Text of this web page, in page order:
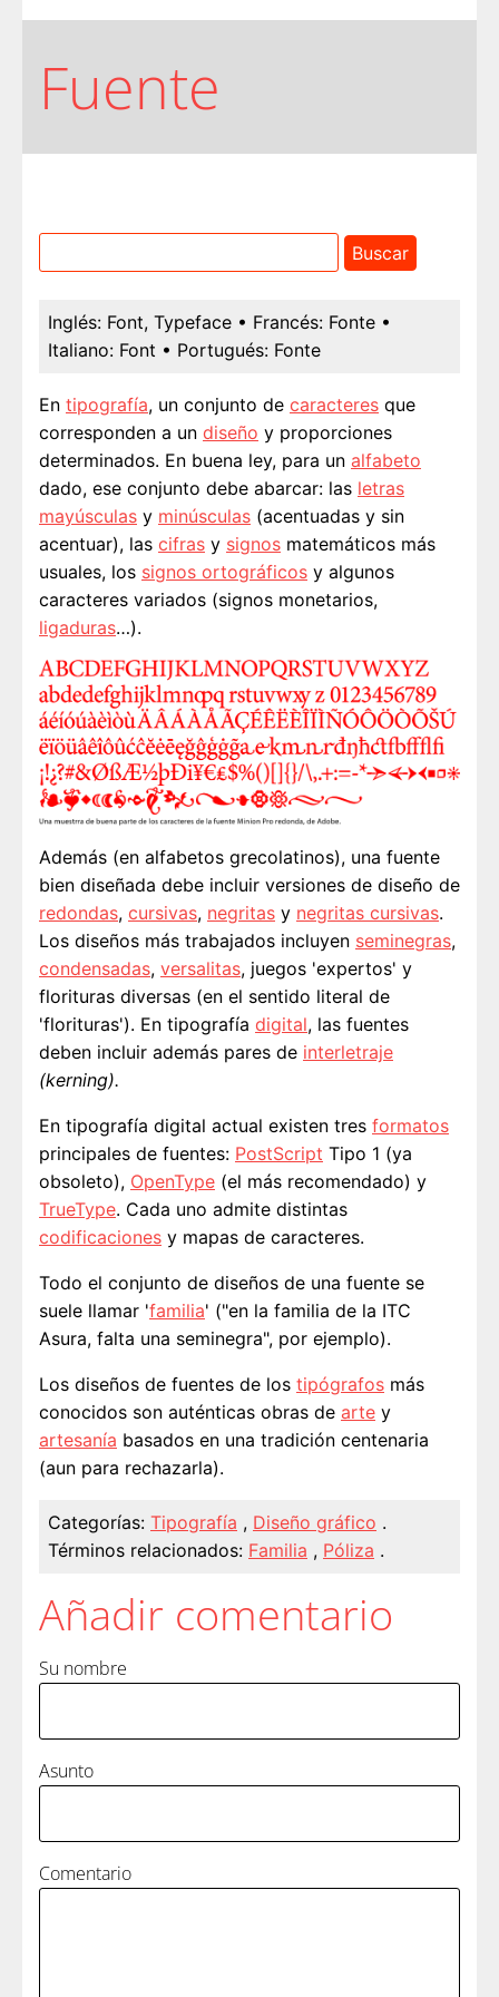
Fuente
Inglés: Font, Typeface • Francés: Fonte •
Italiano: Font • Portugués: Fonte
En tipografía, un conjunto de caracteres que
corresponden a un diseño y proporciones
determinados. En buena ley, para un alfabeto
dado, ese conjunto debe abarcar: las letras
mayúsculas y minúsculas (acentuadas y sin
acentuar), las cifras y signos matemáticos más
usuales, los signos ortográficos y algunos
caracteres variados (signos monetarios,
ligaduras…).
Además (en alfabetos grecolatinos), una fuente
bien diseñada debe incluir versiones de diseño de
redondas, cursivas, negritas y negritas cursivas.
Los diseños más trabajados incluyen seminegras,
condensadas, versalitas, juegos 'expertos' y
florituras diversas (en el sentido literal de
'florituras'). En tipografía digital, las fuentes
deben incluir además pares de interletraje
(kerning).
En tipografía digital actual existen tres formatos
principales de fuentes: PostScript Tipo 1 (ya
obsoleto), OpenType (el más recomendado) y
TrueType. Cada uno admite distintas
codificaciones y mapas de caracteres.
Todo el conjunto de diseños de una fuente se
suele llamar 'familia' ("en la familia de la ITC
Asura, falta una seminegra", por ejemplo).
Los diseños de fuentes de los tipógrafos más
conocidos son auténticas obras de arte y
artesanía basados en una tradición centenaria
(aun para rechazarla).
Categorías: Tipografía , Diseño gráfico .
Términos relacionados: Familia , Póliza .
Añadir comentario
Su nombre
Asunto
Comentario